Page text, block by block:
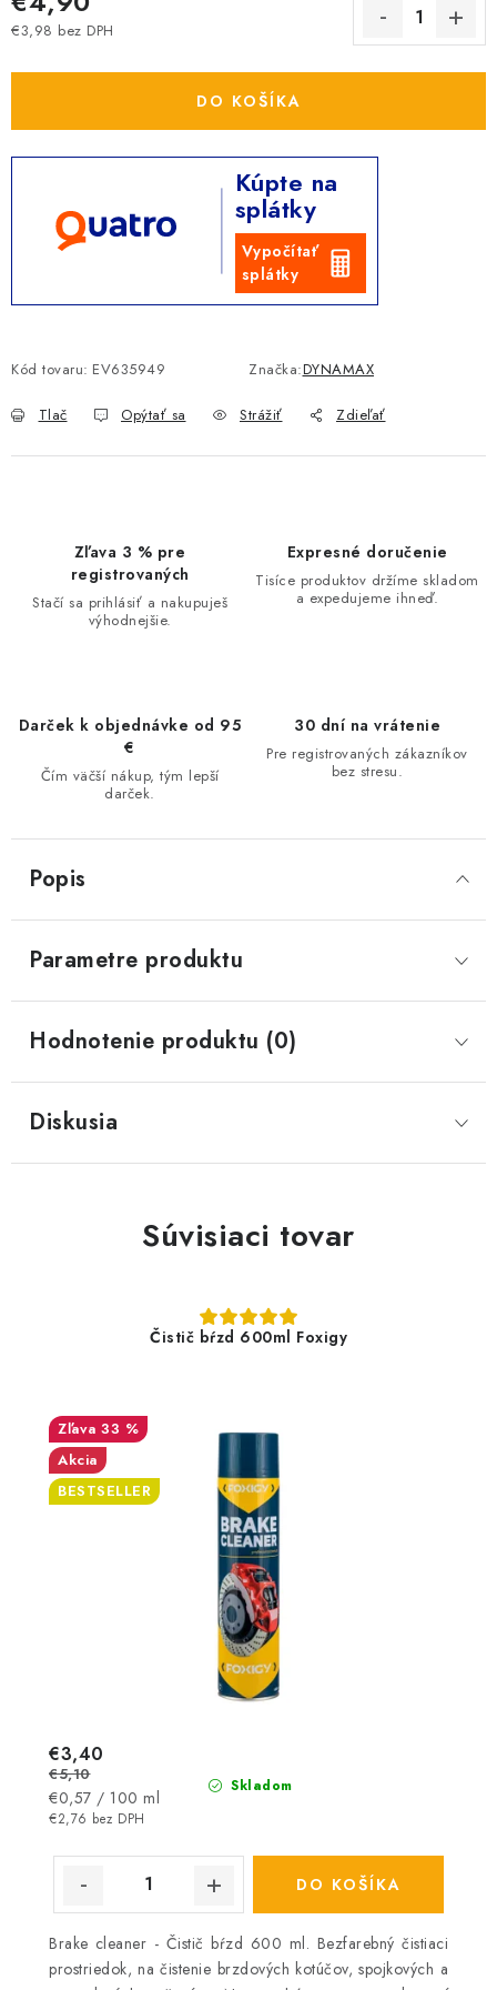
€3,98 bez DPH
DO KOŠÍKA
Kúpte na
splátky
Vypočítať
splátky
Kód tovaru: EV635949 Značka:DYNAMAX
Tlač Opýtať sa Strážiť Zdieľať
Zľava 3 % pre
registrovaných
Stačí sa prihlásiť a nakupuješ
výhodnejšie.
Expresné doručenie
Tisíce produktov držíme skladom
a expedujeme ihneď.
Darček k objednávke od 95
€
Čím väčší nákup, tým lepší
darček.
30 dní na vrátenie
Pre registrovaných zákazníkov
bez stresu.
Popis
Parametre produktu
Hodnotenie produktu (0)
Diskusia
Súvisiaci tovar
Čistič bŕzd 600ml Foxigy
33 %
Akcia
BESTSELLER
Skladom
€2,76 bez DPH
€3,40
€5,10
Jednotková
cena:
€0,57 / 100 ml
DO KOŠÍKA
Brake cleaner - Čistič bŕzd 600 ml. Bezfarebný čistiaci
prostriedok, na čistenie brzdových kotúčov, spojkových a